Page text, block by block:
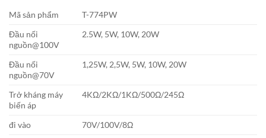
Mã sản phẩm
T-774PW
Đầu nối
nguồn@100V
2.5W, 5W, 10W, 20W
Đầu nối
nguồn@70V
1,25W, 2,5W, 5W, 10W, 20W
Trở kháng máy
biến áp
4KΩ/2KΩ/1KΩ/500Ω/245Ω
đi vào
70V/100V/8Ω